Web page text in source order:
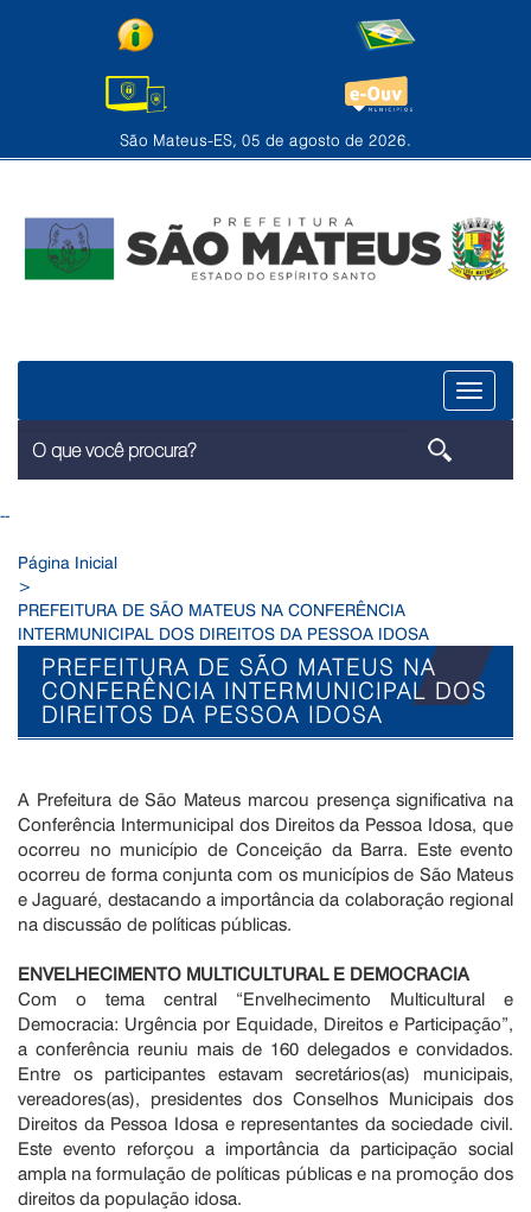
São Mateus-ES, 05 de agosto de 2026.
Menu
--
Página Inicial
>
PREFEITURA DE SÃO MATEUS NA CONFERÊNCIA
INTERMUNICIPAL DOS DIREITOS DA PESSOA IDOSA
PREFEITURA DE SÃO MATEUS NA
CONFERÊNCIA INTERMUNICIPAL DOS
DIREITOS DA PESSOA IDOSA
A Prefeitura de São Mateus marcou presença significativa na
Conferência Intermunicipal dos Direitos da Pessoa Idosa, que
ocorreu no município de Conceição da Barra. Este evento
ocorreu de forma conjunta com os municípios de São Mateus
e Jaguaré, destacando a importância da colaboração regional
na discussão de políticas públicas.
ENVELHECIMENTO MULTICULTURAL E DEMOCRACIA
Com o tema central “Envelhecimento Multicultural e
Democracia: Urgência por Equidade, Direitos e Participação”,
a conferência reuniu mais de 160 delegados e convidados.
Entre os participantes estavam secretários(as) municipais,
vereadores(as), presidentes dos Conselhos Municipais dos
Direitos da Pessoa Idosa e representantes da sociedade civil.
Este evento reforçou a importância da participação social
ampla na formulação de políticas públicas e na promoção dos
direitos da população idosa.